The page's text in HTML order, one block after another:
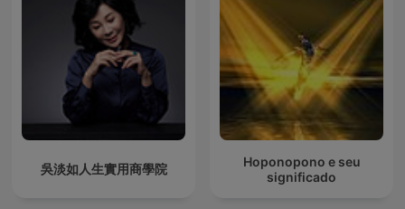
吳淡如人生實用商學院
Hoponopono e seu
significado